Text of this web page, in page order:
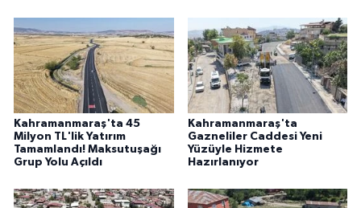
Kahramanmaraş'ta 45
Milyon TL'lik Yatırım
Tamamlandı! Maksutuşağı
Grup Yolu Açıldı
Kahramanmaraş'ta
Gazneliler Caddesi Yeni
Yüzüyle Hizmete
Hazırlanıyor